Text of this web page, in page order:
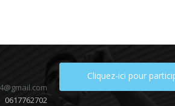
0617762702
Cliquez-ici pour